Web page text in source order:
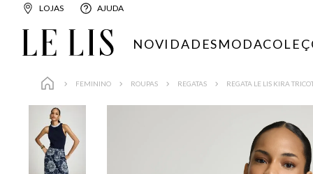
LOJAS AJUDA
NOVIDADESMODA
FEMININO ROUPAS REGATAS REGATA LE LIS KIRA